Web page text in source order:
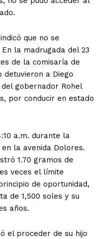
que no se
la madrugada del 23
de la comisaría de
detuvieron a Diego
gobernador Rohel
por conducir en estado
a.m. durante la
en la avenida Dolores.
1.70 gramos de
veces el límite
de oportunidad,
de 1,500 soles y su
años.
el proceder de su hijo